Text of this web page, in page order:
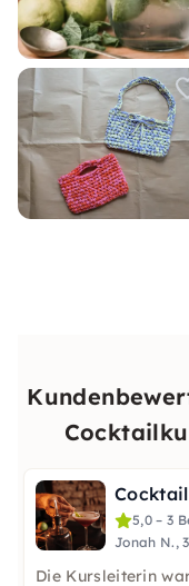
5,0 – 3
Jonah N.,
Die Kursleiterin